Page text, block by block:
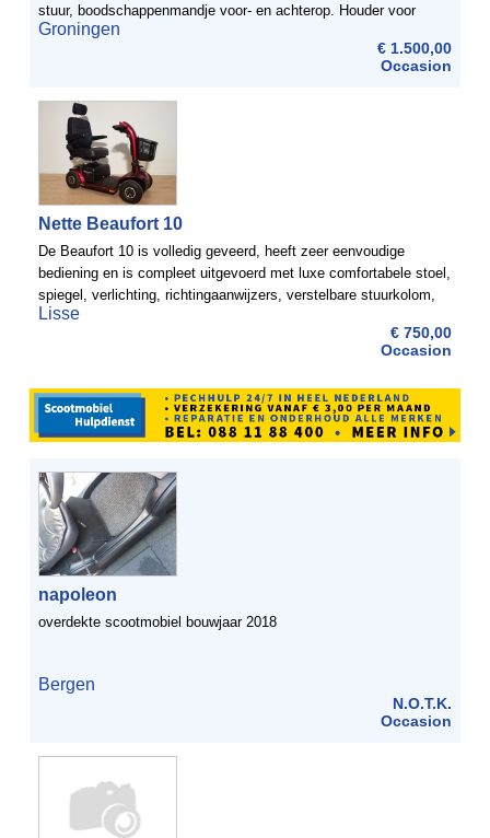
stuur, boodschappenmandje voor- en achterop. Houder voor
zuurstoftank en houder voor wandelstok achterop. ...
Groningen
€ 1.500,00
Occasion
Nette Beaufort 10
De Beaufort 10 is volledig geveerd, heeft zeer eenvoudige
bediening en is compleet uitgevoerd met luxe comfortabele stoel,
spiegel, verlichting, richtingaanwijzers, verstelbare stuurkolom,
boodschappenmand etc. Door zijn korte draaicirkel ...
Lisse
€ 750,00
Occasion
napoleon
overdekte scootmobiel bouwjaar 2018
Bergen
N.O.T.K.
Occasion